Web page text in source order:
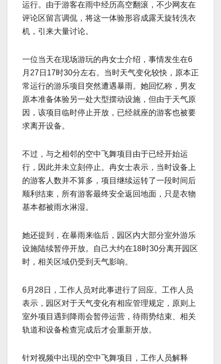
运行。由于游客在雨中经历高空翻滚，不少网友在
评论区留言调侃，将这一体验形容成露天旋转洗衣
机，引来大量讨论。
一位当天在现场游玩的冉女士介绍，事情发生在6
月27日17时30分左右。当时天气变化较快，原本正
常运行的游乐项目突然遭遇暴雨。她回忆称，男友
原本准备体验另一处大型摆动设施，但由于天气原
因，该项目临时停止开放，已经就座的游客也被要
求离开设备。
不过，与之相邻的空中飞舞项目由于已经开始运
行，因此并未立刻停止。冉女士表示，当时设备上
的游客人数并不算多，项目继续运转了一段时间后
顺利结束，所有游客最终安全返回地面，只是衣物
基本都被雨水淋湿。
她还提到，在暴雨来临后，园区内大部分室外游乐
设施陆续暂停开放。自己大约在18时30分离开园区
时，相关区域仍受到天气影响。
6月28日，工作人员对此事进行了回应。工作人员
表示，园区对于天气变化有相应管理规定，原则上
室外项目遇到降雨会暂停运营，待雨势结束、相关
轨道和设备检查完成后才会重新开放。
针对视频中出现的空中飞舞项目，工作人员解释